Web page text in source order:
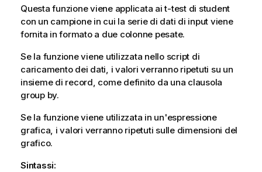
Questa funzione viene applicata ai t-test di student
con un campione in cui la serie di dati di input viene
fornita in formato a due colonne pesate.
Se la funzione viene utilizzata nello script di
caricamento dei dati, i valori verranno ripetuti su un
insieme di record, come definito da una clausola
group by.
Se la funzione viene utilizzata in un'espressione
grafica, i valori verranno ripetuti sulle dimensioni del
grafico.
Sintassi: